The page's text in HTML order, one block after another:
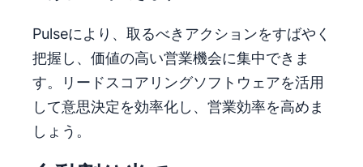
Pulseにより、取るべきアクションをすばやく
把握し、価値の高い営業機会に集中できま
す。リードスコアリングソフトウェアを活用
して意思決定を効率化し、営業効率を高めま
しょう。